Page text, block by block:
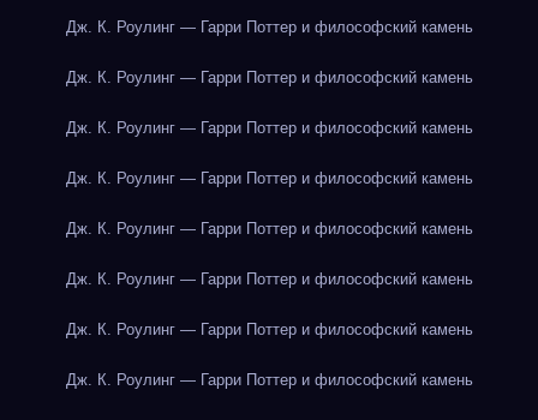
Дж. К. Роулинг — Гарри Поттер и философский камень
Дж. К. Роулинг — Гарри Поттер и философский камень
Дж. К. Роулинг — Гарри Поттер и философский камень
Дж. К. Роулинг — Гарри Поттер и философский камень
Дж. К. Роулинг — Гарри Поттер и философский камень
Дж. К. Роулинг — Гарри Поттер и философский камень
Дж. К. Роулинг — Гарри Поттер и философский камень
Дж. К. Роулинг — Гарри Поттер и философский камень